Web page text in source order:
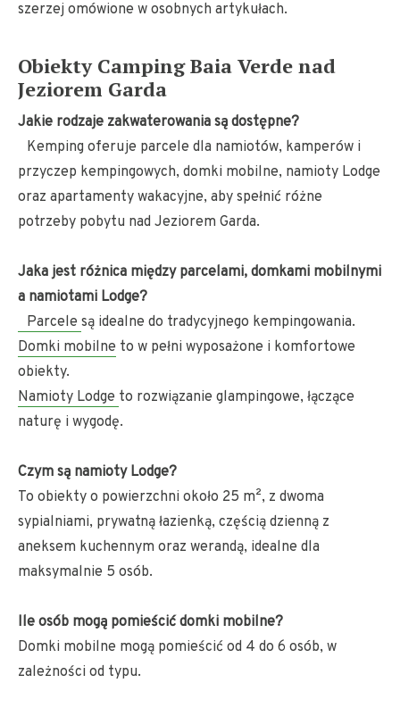
szerzej omówione w osobnych artykułach.
Obiekty Camping Baia Verde nad
Jeziorem Garda
Jakie rodzaje zakwaterowania są dostępne?
Kemping oferuje parcele dla namiotów, kamperów i
przyczep kempingowych, domki mobilne, namioty Lodge
oraz apartamenty wakacyjne, aby spełnić różne
potrzeby pobytu nad Jeziorem Garda.
Jaka jest różnica między parcelami, domkami mobilnymi
a namiotami Lodge?
Parcele są idealne do tradycyjnego kempingowania.
Domki mobilne to w pełni wyposażone i komfortowe
obiekty.
Namioty Lodge to rozwiązanie glampingowe, łączące
naturę i wygodę.
Czym są namioty Lodge?
To obiekty o powierzchni około 25 m², z dwoma
sypialniami, prywatną łazienką, częścią dzienną z
aneksem kuchennym oraz werandą, idealne dla
maksymalnie 5 osób.
Ile osób mogą pomieścić domki mobilne?
Domki mobilne mogą pomieścić od 4 do 6 osób, w
zależności od typu.